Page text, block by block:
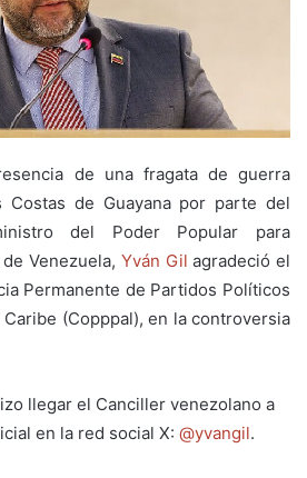
de una fragata de guerra
Costas de Guayana por parte del
del Poder Popular para
Venezuela, Yván Gil agradeció el
Permanente de Partidos Políticos
(Copppal), en la controversia
llegar el Canciller venezolano a
en la red social X: @yvangil.